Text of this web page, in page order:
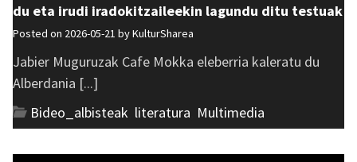
du eta irudi iradokitzaileekin lagundu ditu testuak
Posted on 2026-05-21 byKulturSharea
Jabier Muguruzak Cafe Mokka eleberria kaleratu du
Alberdania [...]
Bideo_albisteak literatura Multimedia